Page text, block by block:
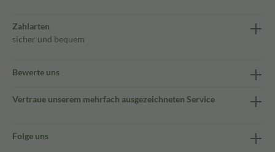
Zahlarten
sicher und bequem
Bewerte uns
Vertraue unserem mehrfach ausgezeichneten Service
Folge uns